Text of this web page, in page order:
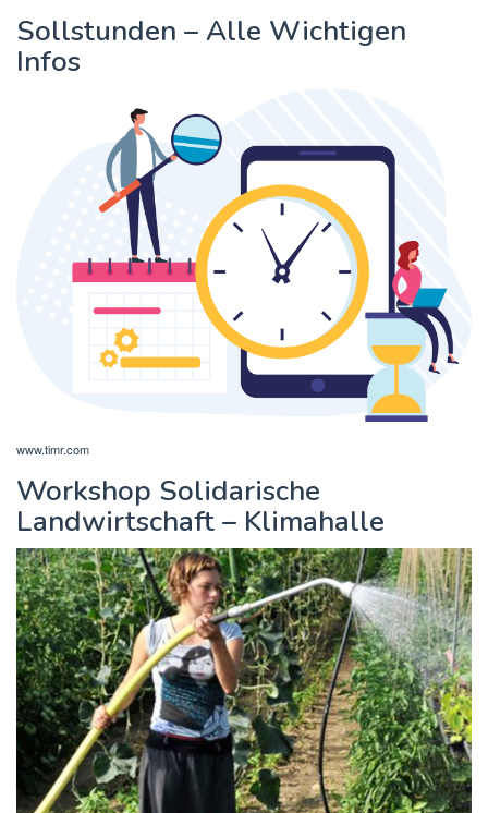
Sollstunden – Alle Wichtigen
Infos
www.timr.com
Workshop Solidarische
Landwirtschaft – Klimahalle